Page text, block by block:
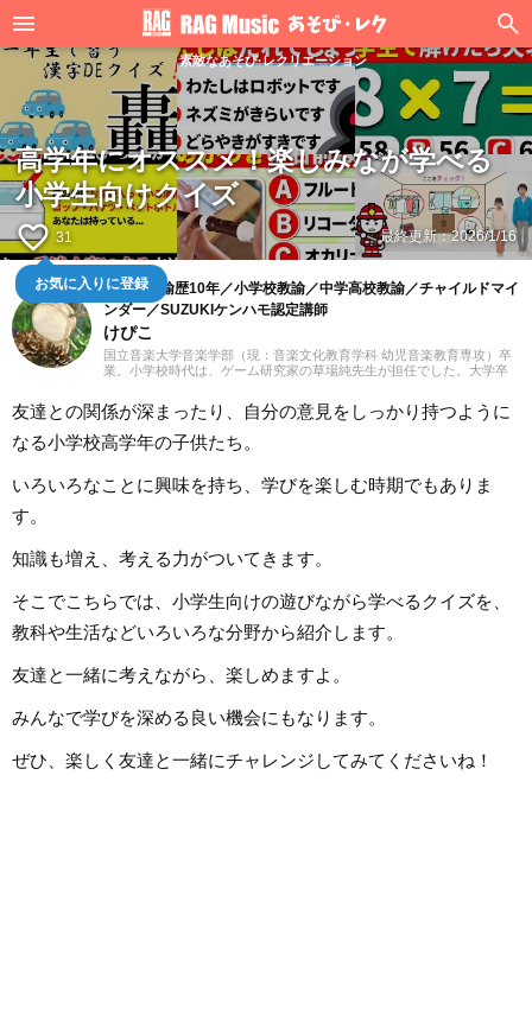
素敵なあそび·レクリエーション
高学年にオススメ！楽しみなが学べる
小学生向けクイズ
favorite_border 31
お気に入りに登録
最終更新：2026/1/16
幼稚園教諭歴10年／小学校教諭／中学高校教諭／チャイルドマイ
ンダー／SUZUKIケンハモ認定講師
けぴこ
国立音楽大学音楽学部（現：音楽文化教育学科 幼児音楽教育専攻）卒
業。小学校時代は、ゲーム研究家の草場純先生が担任でした。大学卒
後、シンガポールのインターナショナルスクールで音楽教諭として赴
任。音楽教育だけでなく、日本文化や伝承遊び、レクリエーションな
ども伝える活動をおこない、多くの子供たちと関わってきました。そ
の後、小学館にてフリーランスライター、企画、編集の仕事を通して
で培った視点と編集者としての経験を活かし、インプットとアウトプ
ットを大切に音楽や子供に関わる分野を中心に実践に役立つ情報をお
友達との関係が深まったり、自分の意見をしっかり持つように
なる小学校高学年の子供たち。
いろいろなことに興味を持ち、学びを楽しむ時期でもありま
す。
知識も増え、考える力がついてきます。
そこでこちらでは、小学生向けの遊びながら学べるクイズを、
教科や生活などいろいろな分野から紹介します。
友達と一緒に考えながら、楽しめますよ。
みんなで学びを深める良い機会にもなります。
ぜひ、楽しく友達と一緒にチャレンジしてみてくださいね！